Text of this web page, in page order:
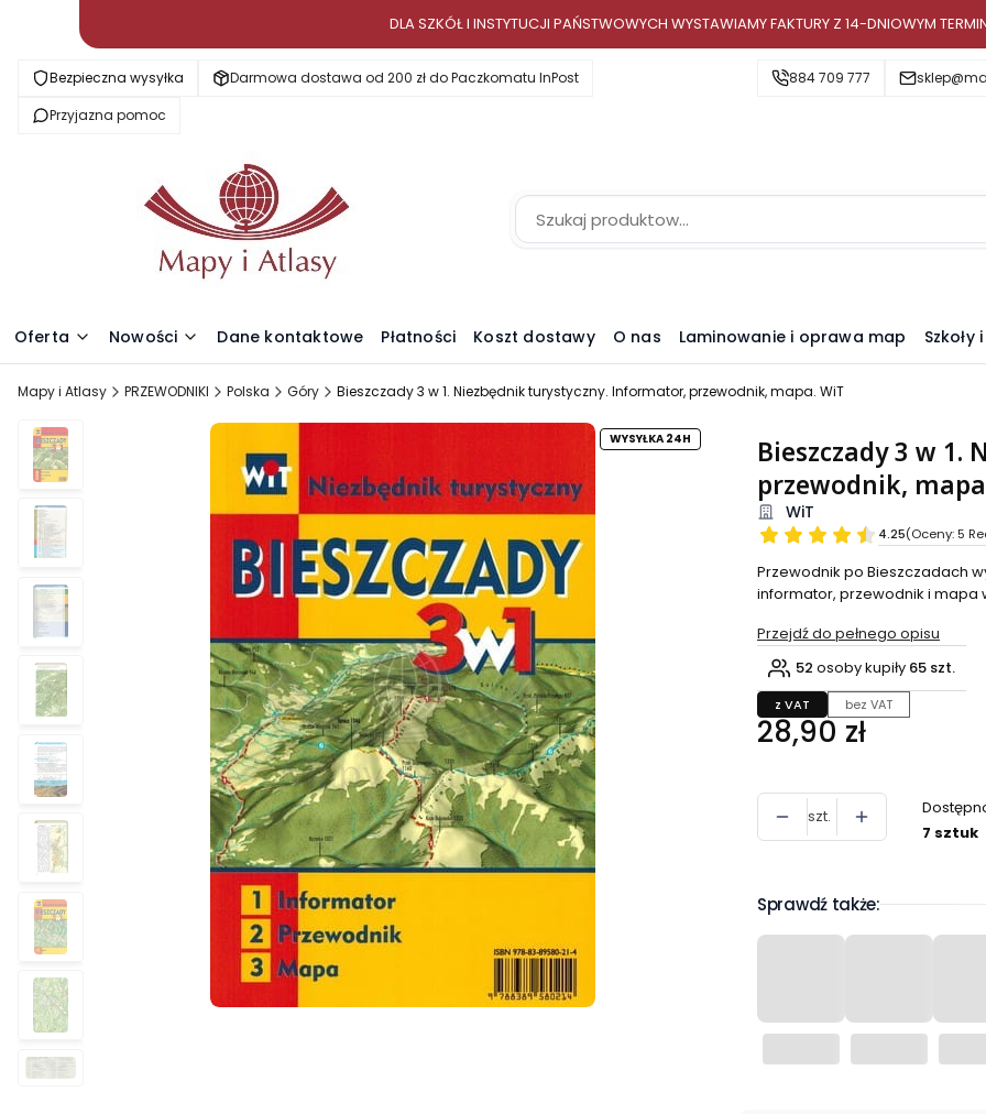
DLA SZKÓŁ I INSTYTUCJI PAŃSTWOWYCH WYSTAWIAMY FAKTURY Z 14-DNIOWYM
Bezpieczna wysyłka
Darmowa dostawa od 200 zł do Paczkomatu InPost
Przyjazna pomoc
884 709 777
Oferta Nowości Dane kontaktowe Płatności Koszt dostawy O nas Laminowanie i oprawa map
Mapy i Atlasy PRZEWODNIKI Polska Góry Bieszczady 3 w 1. Niezbędnik turystyczny. Informator, przewodnik, mapa. WiT
WYSYŁKA 24H
Bieszczady 3 w
przewodnik,
WiT
4.25(Oceny: 5
Przewodnik po Bieszczadach
informator, przewodnik i mapa
Przejdź do pełnego opisu
52 osoby kupiły 65 szt.
z VAT bez VAT
Cena
28,90 zł
szt.
7 sztuk
Sprawdź także: